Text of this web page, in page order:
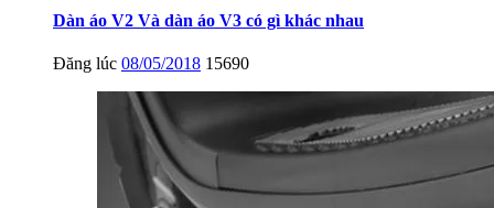
Dàn áo V2 Và dàn áo V3 có gì khác nhau
Đăng lúc 08/05/2018 15690